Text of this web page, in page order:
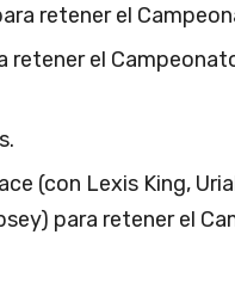
retener el
retener el
(con Lexis King,
para retener el